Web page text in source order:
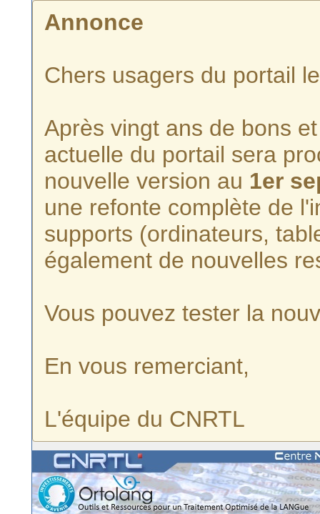
Annonce
Chers usagers du portail
Après vingt ans de bons
actuelle du portail sera
nouvelle version au 1er
une refonte complète de
supports (ordinateurs,
également de nouvelles
Vous pouvez tester la
En vous remerciant,
L'équipe du CNRTL